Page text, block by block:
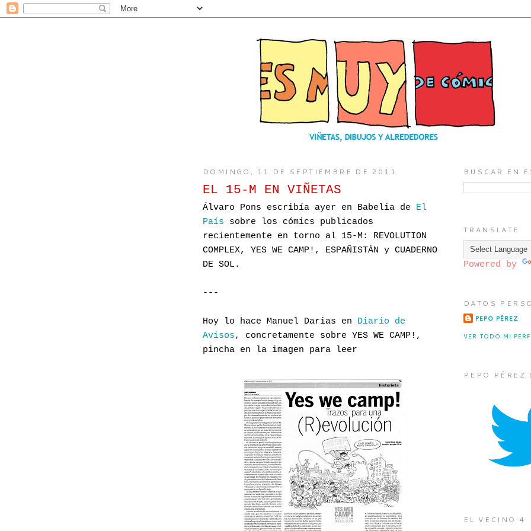
DOMINGO, 11 DE SEPTIEMBRE DE 2011
EL 15-M EN VIÑETAS
Álvaro Pons escribía ayer en Babelia de El
País sobre los cómics publicados
recientemente en torno al 15-M: REVOLUTION
COMPLEX, YES WE CAMP!, ESPAÑISTÁN y CUADERNO
DE SOL.
---
Hoy lo hace Manuel Darias en Diario de
Avisos, concretamente sobre YES WE CAMP!,
pincha en la imagen para leer
BUSCAR EN
TRANSLATE
Powered by
DATOS
PEPO PÉREZ
VER TODO MI
PEPO PÉREZ
EL VECINO 4